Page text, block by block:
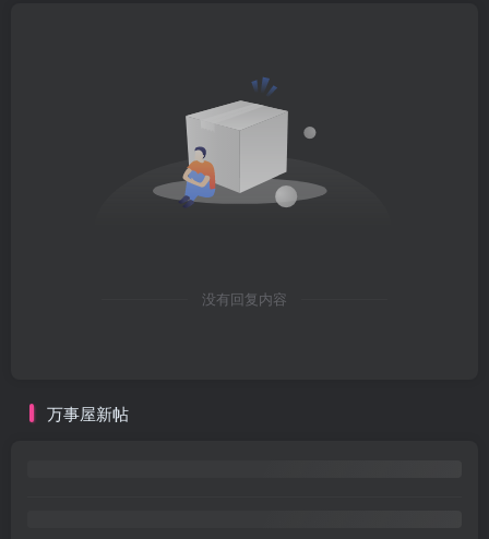
没有回复内容
万事屋新帖